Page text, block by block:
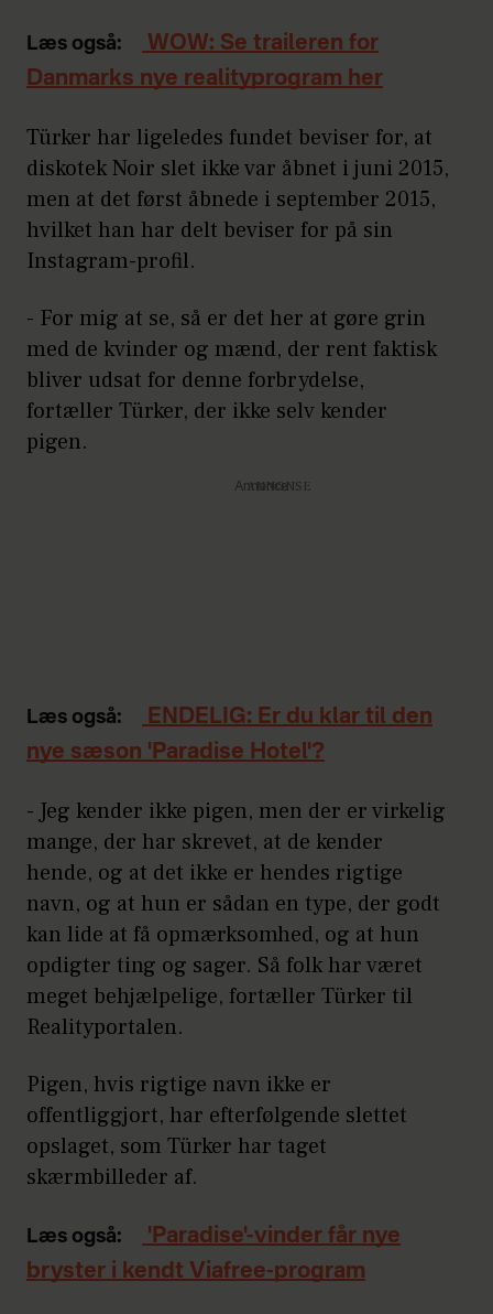
Læs også:
WOW: Se traileren for
Danmarks nye realityprogram her
Türker har ligeledes fundet beviser for, at
diskotek Noir slet ikke var åbnet i juni 2015,
men at det først åbnede i september 2015,
hvilket han har delt beviser for på sin
Instagram-profil.
- For mig at se, så er det her at gøre grin
med de kvinder og mænd, der rent faktisk
bliver udsat for denne forbrydelse,
fortæller Türker, der ikke selv kender
pigen.
Annonce
Læs også:
ENDELIG: Er du klar til den
nye sæson 'Paradise Hotel'?
- Jeg kender ikke pigen, men der er virkelig
mange, der har skrevet, at de kender
hende, og at det ikke er hendes rigtige
navn, og at hun er sådan en type, der godt
kan lide at få opmærksomhed, og at hun
opdigter ting og sager. Så folk har været
meget behjælpelige, fortæller Türker til
Realityportalen.
Pigen, hvis rigtige navn ikke er
offentliggjort, har efterfølgende slettet
opslaget, som Türker har taget
skærmbilleder af.
Læs også:
'Paradise'-vinder får nye
bryster i kendt Viafree-program